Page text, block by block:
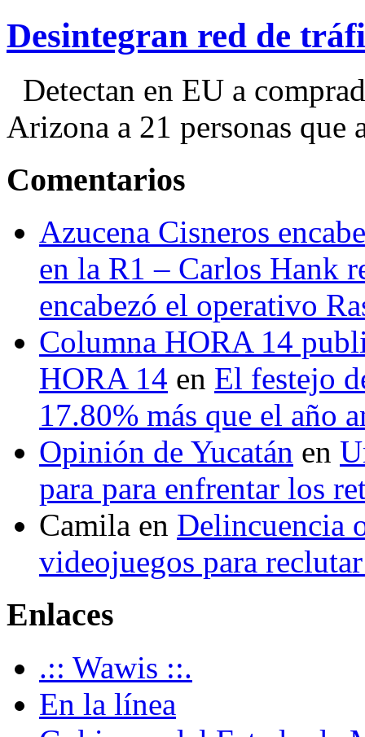
Desintegran red de
Detectan en EU a
Arizona a 21 personas que
Comentarios
Azucena Cisneros
en la R1 – Carlos Hank
encabezó el operativo
Columna HORA 14
HORA 14 en El festejo
17.80% más que el año
Opinión de Yucatán en
para para enfrentar los
Camila en Delincuencia
videojuegos para
Enlaces
.:: Wawis ::.
En la línea